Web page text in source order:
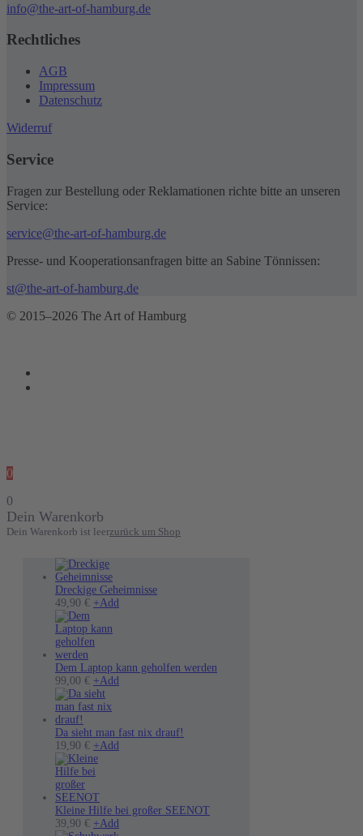
info@the-art-of-hamburg.de
Rechtliches
AGB
Impressum
Datenschutz
Widerruf
Service
Fragen zur Bestellung oder Reklamationen richte bitte an unseren
Service:
service@the-art-of-hamburg.de
Presse- und Kooperationsanfragen bitte an Sabine Tönnissen:
st@the-art-of-hamburg.de
© 2015–2026 The Art of Hamburg
0
0
Dein Warenkorb
Dein Warenkorb ist leerzurück um Shop
Dreckige Geheimnisse
49,90 € +Add
Dem Laptop kann geholfen werden
99,00 € +Add
Varianten
der
Da sieht man fast nix drauf!
19,90 € +Add
Kleine Hilfe bei großer SEENOT
39,90 € +Add